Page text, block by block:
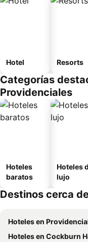
Hotel Resorts
Categorías
Providenciales
Hoteles
baratos
Hoteles
lujo
Destinos cerca
Hoteles en
Hoteles en Cockburn